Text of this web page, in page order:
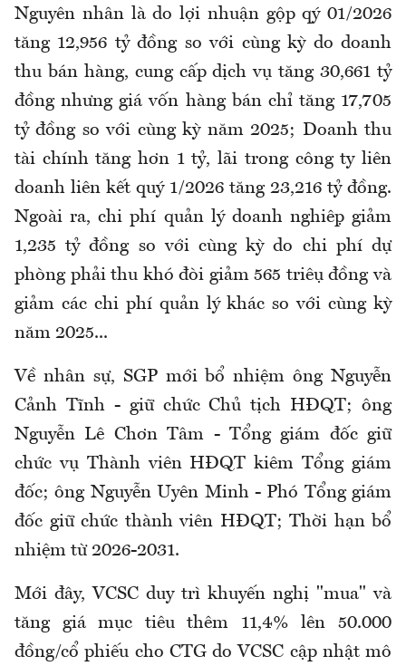
Nguyên nhân là do lợi nhuận gộp qý 01/2026
tăng 12,956 tỷ đồng so với cùng kỳ do doanh
thu bán hàng, cung cấp dịch vụ tăng 30,661 tỷ
đồng nhưng giá vốn hàng bán chỉ tăng 17,705
tỷ đồng so với cùng kỳ năm 2025; Doanh thu
tài chính tăng hơn 1 tỷ, lãi trong công ty liên
doanh liên kết quý 1/2026 tăng 23,216 tỷ đồng.
Ngoài ra, chi phí quản lý doanh nghiệp giảm
1,235 tỷ đồng so với cùng kỳ do chi phí dự
phòng phải thu khó đòi giảm 565 triệu đồng và
giảm các chi phí quản lý khác so với cùng kỳ
năm 2025...
Về nhân sự, SGP mới bổ nhiệm ông Nguyễn
Cảnh Tĩnh - giữ chức Chủ tịch HĐQT; ông
Nguyễn Lê Chơn Tâm - Tổng giám đốc giữ
chức vụ Thành viên HĐQT kiêm Tổng giám
đốc; ông Nguyễn Uyên Minh - Phó Tổng giám
đốc giữ chức thành viên HĐQT; Thời hạn bổ
nhiệm từ 2026-2031.
Mới đây, VCSC duy trì khuyến nghị "mua" và
tăng giá mục tiêu thêm 11,4% lên 50.000
đồng/cổ phiếu cho CTG do VCSC cập nhật mô